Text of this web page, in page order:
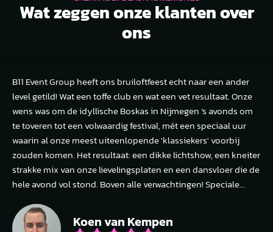
Wat zeggen onze klanten over
ons
B11 Event Group heeft ons bruiloftfeest echt naar een ander
level getild! Wat een toffe club en wat een vet resultaat. Onze
wens was om de idyllische Boskas in Nijmegen ’s avonds om
te toveren tot een volwaardig festival, mét een speciaal uur
waarin al onze meest uiteenlopende 'klassiekers' voorbij
zouden komen. Het resultaat: een dikke lichtshow, een kneiter
strakke mix van onze lievelingsplaten en een dansvloer die de
hele avond vol stond. Boven alle verwachtingen! Speciale...
Koen van Kempen